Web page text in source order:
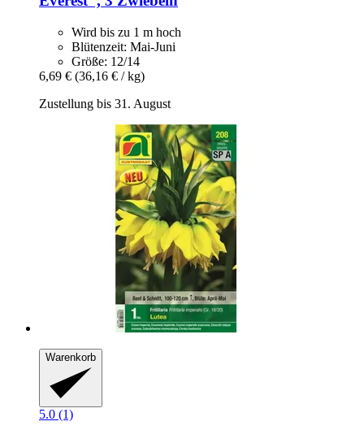
Wird bis zu 1 m hoch
Blütenzeit: Mai-Juni
Größe: 12/14
6,69 € (36,16 € / kg)
Zustellung bis 31. August
Warenkorb
5.0 (1)